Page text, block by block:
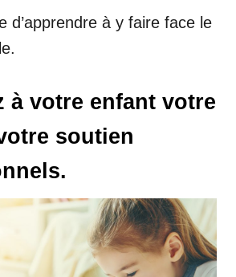
d’apprendre à y faire face le
à votre enfant votre
soutien